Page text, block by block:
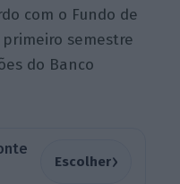
com o Fundo de
semestre
do Banco
Escolher›